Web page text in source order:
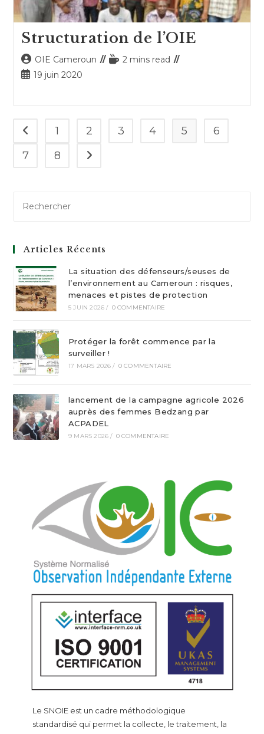
Structuration de l’OIE
Auteur/autrice
de
OIE Cameroun
Temps2 mins read
Publication
19 juin 2020
Go to the previous page
1 2 3 4 5
6
7
8 Aller à la page suivante
Articles Récents
La situation des défenseurs/seuses de
l’environnement au Cameroun : risques,
menaces et pistes de protection
5 JUIN 2026 / 0 COMMENTAIRE
Protéger la forêt commence par la
surveiller !
17 MARS 2026 / 0 COMMENTAIRE
lancement de la campagne agricole 2026
auprès des femmes Bedzang par
ACPADEL
9 MARS 2026 / 0 COMMENTAIRE
Le SNOIE est un cadre méthodologique
standardisé qui permet la collecte, le traitement, la